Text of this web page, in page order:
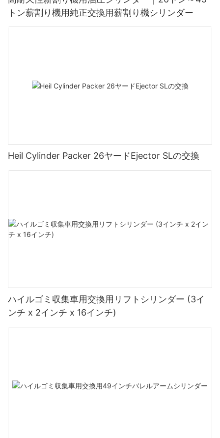
トン薪割り機用純正交換用薪割り機シリンダー
Heil Cylinder Packer 26ヤードEjector SLの交換
ハイルゴミ収集車用交換用リフトシリンダー (3イ
ンチ x 2インチ x 16インチ)